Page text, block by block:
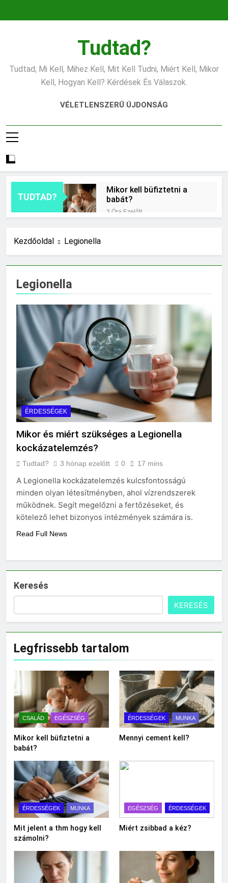
Tudtad?
Tudtad, Mi Kell, Mihez Kell, Mit Kell Tudni, Miért Kell, Mikor
Kell, Hogyan Kell? Kérdések És Válaszok.
VÉLETLENSZERŰ ÚJDONSÁG
TUDTAD?
Mikor kell büfiztetni a
babát?
3 Óra Ezelőtt
számolni?
Miért fáj a váll?
1 Nap Ezelőtt
Mire jó a kollagén?
2 Nap Ezelőtt
Mennyi a végkielégítés?
2 Nap Ezelőtt
Mit jelent a magas
CRP?
2 Nap Ezelőtt
Mikor kell tetőt
3 Nap Ezelőtt
vérnyomás?
Kezdőoldal Legionella
Legionella
ÉRDESSÉGEK
Mikor és miért szükséges a Legionella
kockázatelemzés?
Tudtad? 3 hónap ezelőtt 0 17 mins
A Legionella kockázatelemzés kulcsfontosságú
minden olyan létesítményben, ahol vízrendszerek
működnek. Segít megelőzni a fertőzéseket, és
kötelező lehet bizonyos intézmények számára is.
Read Full News
Keresés
KERESÉS
Legfrissebb tartalom
CSALÁD EGÉSZSÉG
Mikor kell büfiztetni a
babát?
ÉRDESSÉGEK MUNKA
Mennyi cement kell?
ÉRDESSÉGEK MUNKA
Mit jelent a thm hogy kell
számolni?
EGÉSZSÉG ÉRDESSÉGEK
Miért zsibbad a kéz?